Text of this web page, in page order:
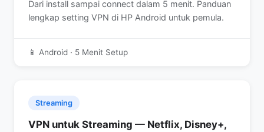
Dari install sampai connect dalam 5 menit. Panduan
lengkap setting VPN di HP Android untuk pemula.
📱 Android · 5 Menit Setup
Streaming
VPN untuk Streaming — Netflix, Disney+,